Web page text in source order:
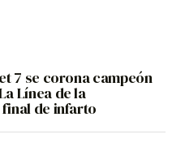
7 se corona campeón
Línea de la
de infarto